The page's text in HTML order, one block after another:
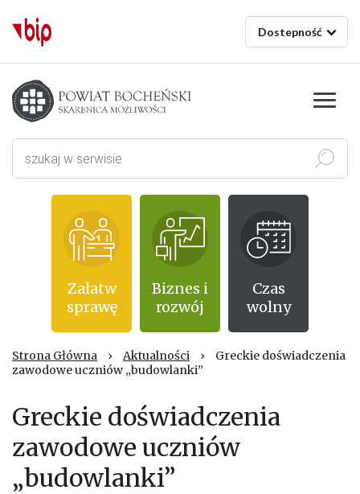
Dostepność
Starostwo powiatowe w Bochni
Szukaj
Załatw
sprawę
Biznes i
rozwój
Czas
wolny
Strona Główna › Aktualności ›
Greckie doświadczenia
zawodowe uczniów „budowlanki”
Greckie doświadczenia
zawodowe uczniów
„budowlanki”